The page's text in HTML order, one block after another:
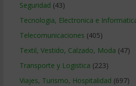
Seguridad (43)
Tecnologia, Electronica e
Telecomunicaciones (405)
Textil, Vestido, Calzado, Moda (47)
Transporte y Logistica (223)
Viajes, Turismo, Hospitalidad (697)